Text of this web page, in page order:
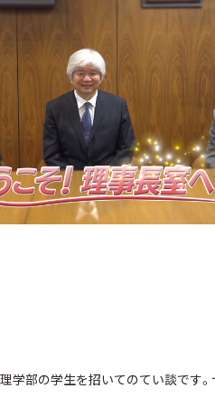
学部の学生を招いてのてい談です。